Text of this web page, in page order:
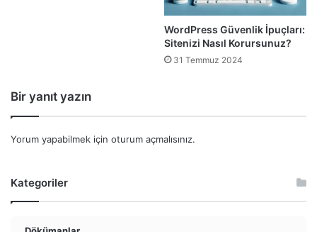
WordPress Güvenlik İpuçları:
Sitenizi Nasıl Korursunuz?
31 Temmuz 2024
Bir yanıt yazın
Yorum yapabilmek için oturum açmalısınız.
Kategoriler